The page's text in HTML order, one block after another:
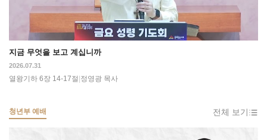
지금 무엇을 보고 계십니까
2026.07.31
열왕기하 6장 14-17절 정영광 목사
청년부 예배 전체 보기